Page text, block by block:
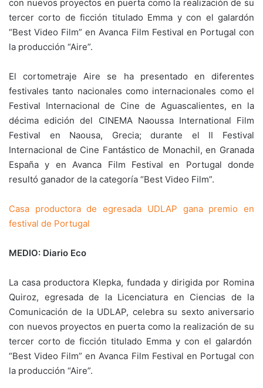
con nuevos proyectos en puerta como la realización de su
tercer corto de ficción titulado Emma y con el galardón
“Best Video Film” en Avanca Film Festival en Portugal con
la producción “Aire”.
El cortometraje Aire se ha presentado en diferentes
festivales tanto nacionales como internacionales como el
Festival Internacional de Cine de Aguascalientes, en la
décima edición del CINEMA Naoussa International Film
Festival en Naousa, Grecia; durante el II Festival
Internacional de Cine Fantástico de Monachil, en Granada
España y en Avanca Film Festival en Portugal donde
resultó ganador de la categoría “Best Video Film”.
Casa productora de egresada UDLAP gana premio en
festival de Portugal
MEDIO: Diario Eco
La casa productora Klepka, fundada y dirigida por Romina
Quiroz, egresada de la Licenciatura en Ciencias de la
Comunicación de la UDLAP, celebra su sexto aniversario
con nuevos proyectos en puerta como la realización de su
tercer corto de ficción titulado Emma y con el galardón
“Best Video Film” en Avanca Film Festival en Portugal con
la producción “Aire”.